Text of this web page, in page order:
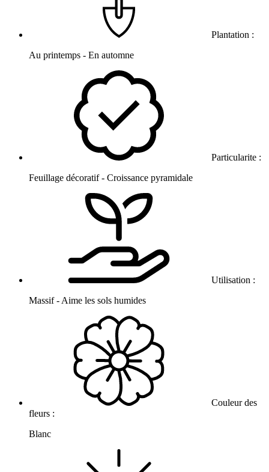
Plantation :
Au printemps - En automne
Particularite :
Feuillage décoratif - Croissance pyramidale
Utilisation :
Massif - Aime les sols humides
Couleur des
fleurs :
Blanc